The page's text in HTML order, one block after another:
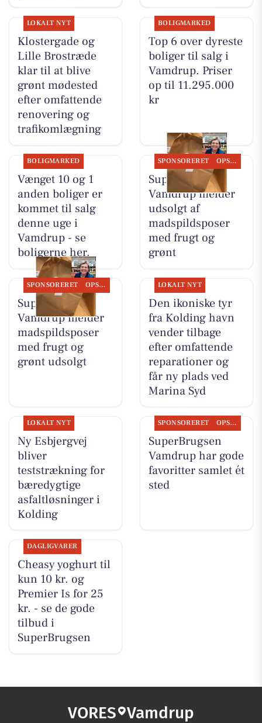
LOKALT NYT
Klostergade og
Lille Brostræde
klar til at blive
grønt mødested
efter omfattende
renovering og
trafikomlægning
BOLIGMARKED
Top 6 over dyreste
boliger til salg i
Vamdrup. Priser
op til 11.295.000
kr
BOLIGMARKED
Vænget 10 og 1
anden boliger er
kommet til salg
denne uge i
Vamdrup - se
boligerne her.
SPONSORERET OPSLAGSTAVLEN
SuperBrugsen
Vamdrup melder
udsolgt af
madspildsposer
med frugt og
grønt
SPONSORERET OPSLAGSTAVLEN
SuperBrugsen
Vamdrup melder
madspildsposer
med frugt og
grønt udsolgt
LOKALT NYT
Den ikoniske tyr
fra Kolding havn
vender tilbage
efter omfattende
reparationer og
får ny plads ved
Marina Syd
LOKALT NYT
Ny Esbjergvej
bliver
teststrækning for
bæredygtige
asfaltløsninger i
Kolding
SPONSORERET OPSLAGSTAVLEN
SuperBrugsen
Vamdrup har gode
favoritter samlet ét
sted
DAGLIGVARER
Cheasy yoghurt til
kun 10 kr. og
Premier Is for 25
kr. - se de gode
tilbud i
SuperBrugsen
VORES Vamdrup